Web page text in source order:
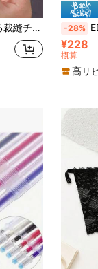
グに適しています、裁縫ツールアクセサリー -28%
¥228
概算
高リ